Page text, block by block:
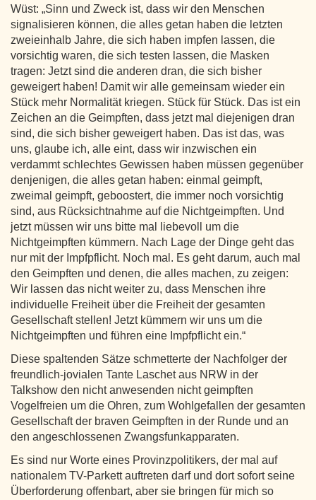
Wüst: „Sinn und Zweck ist, dass wir den Menschen
signalisieren können, die alles getan haben die letzten
zweieinhalb Jahre, die sich haben impfen lassen, die
vorsichtig waren, die sich testen lassen, die Masken
tragen: Jetzt sind die anderen dran, die sich bisher
geweigert haben! Damit wir alle gemeinsam wieder ein
Stück mehr Normalität kriegen. Stück für Stück. Das ist ein
Zeichen an die Geimpften, dass jetzt mal diejenigen dran
sind, die sich bisher geweigert haben. Das ist das, was
uns, glaube ich, alle eint, dass wir inzwischen ein
verdammt schlechtes Gewissen haben müssen gegenüber
denjenigen, die alles getan haben: einmal geimpft,
zweimal geimpft, geboostert, die immer noch vorsichtig
sind, aus Rücksichtnahme auf die Nichtgeimpften. Und
jetzt müssen wir uns bitte mal liebevoll um die
Nichtgeimpften kümmern. Nach Lage der Dinge geht das
nur mit der Impfpflicht. Noch mal. Es geht darum, auch mal
den Geimpften und denen, die alles machen, zu zeigen:
Wir lassen das nicht weiter zu, dass Menschen ihre
individuelle Freiheit über die Freiheit der gesamten
Gesellschaft stellen! Jetzt kümmern wir uns um die
Nichtgeimpften und führen eine Impfpflicht ein.“
Diese spaltenden Sätze schmetterte der Nachfolger der
freundlich-jovialen Tante Laschet aus NRW in der
Talkshow den nicht anwesenden nicht geimpften
Vogelfreien um die Ohren, zum Wohlgefallen der gesamten
Gesellschaft der braven Geimpften in der Runde und an
den angeschlossenen Zwangsfunkapparaten.
Es sind nur Worte eines Provinzpolitikers, der mal auf
nationalem TV-Parkett auftreten darf und dort sofort seine
Überforderung offenbart, aber sie bringen für mich so